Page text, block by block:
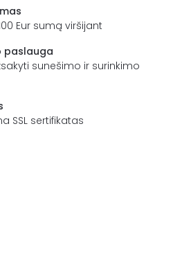
Eur sumą viršijant
paslauga
sunešimo ir surinkimo
SSL sertifikatas